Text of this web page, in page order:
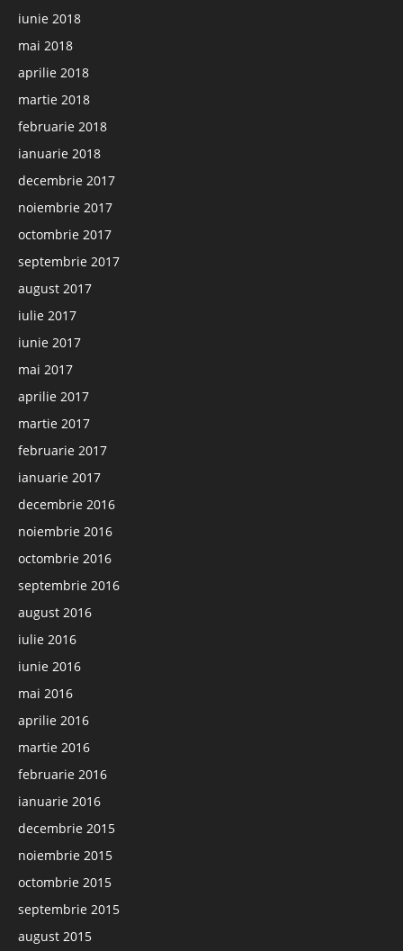
iunie 2018
mai 2018
aprilie 2018
martie 2018
februarie 2018
ianuarie 2018
decembrie 2017
noiembrie 2017
octombrie 2017
septembrie 2017
august 2017
iulie 2017
iunie 2017
mai 2017
aprilie 2017
martie 2017
februarie 2017
ianuarie 2017
decembrie 2016
noiembrie 2016
octombrie 2016
septembrie 2016
august 2016
iulie 2016
iunie 2016
mai 2016
aprilie 2016
martie 2016
februarie 2016
ianuarie 2016
decembrie 2015
noiembrie 2015
octombrie 2015
septembrie 2015
august 2015